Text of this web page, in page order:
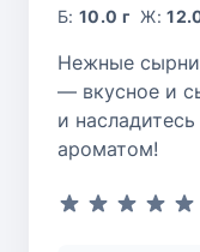
Б:10.0 г Ж:
Нежные
— вкусное и
и
ароматом!